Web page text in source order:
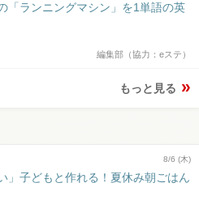
「ランニングマシン」を1単語の英
編集部（協力：eステ）
もっと見る
8/6 (木)
」子どもと作れる！夏休み朝ごはん